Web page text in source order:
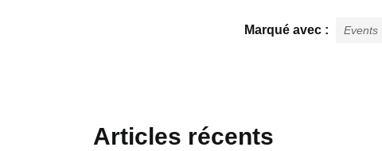
Marqué avec : Events
Articles récents